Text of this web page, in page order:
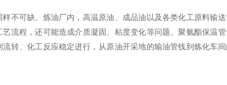
可缺。炼油厂内，高温原油、成品油以及各类化工原料输送
流程，还可能造成介质凝固、粘度变化等问题。聚氨酯保温管
转、化工反应稳定进行，从原油开采地的输油管线到炼化车